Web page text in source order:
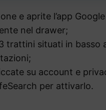
e aprite l’app
nel drawer;
trattini situati in basso
su account e
per attivarlo.